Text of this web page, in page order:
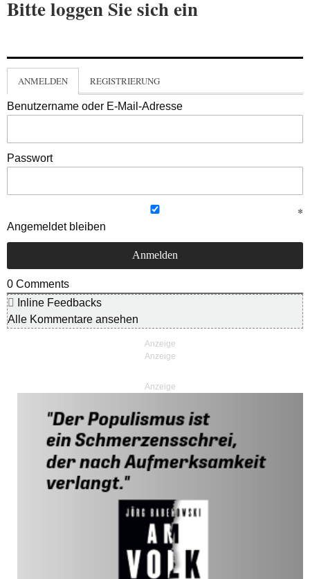
Bitte loggen Sie sich ein
ANMELDEN REGISTRIERUNG
Benutzername oder E-Mail-Adresse
Passwort
Angemeldet bleiben
0 Comments
Inline Feedbacks
Alle Kommentare ansehen
Anzeige